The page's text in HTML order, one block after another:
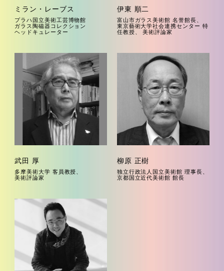
ミラン・レーブス
プラハ国立美術工芸博物館
ガラス陶磁器コレクション
ヘッドキュレーター
伊東 順二
富山市ガラス美術館 名誉館長、
東京藝術大学社会連携センター 特
任教授、
美術評論家
武田 厚
多摩美術大学 客員教授、
美術評論家
柳原 正樹
独立行政法人国立美術館 理事長、
京都国立近代美術館 館長